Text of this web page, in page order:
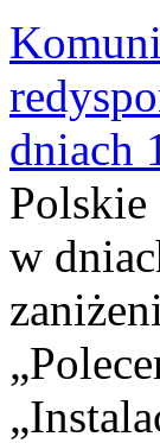
dniach
Polskie
w